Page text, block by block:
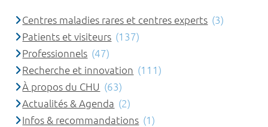
Centres maladies rares et centres experts (3)
Patients et visiteurs (137)
Professionnels (47)
Recherche et innovation (111)
À propos du CHU (63)
Actualités & Agenda (2)
Infos & recommandations (1)